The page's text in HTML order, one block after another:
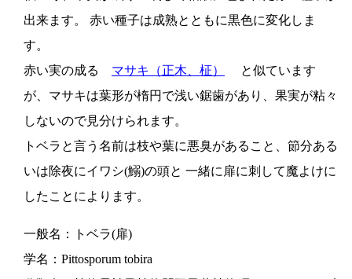
出来ます。 赤い種子は成熟とともに黒色に変化しま
す。
赤い実の成る マサキ（正木、柾）
と似ています
が、マサキは葉形が楕円で浅い鋸歯があり、果実が粘々
しないので見分けられます。
トベラと言う名前は枝や葉に悪臭があること、節分ある
いは除夜にイワシ(鰯)の頭と 一緒に扉に刺して魔よけに
したことによります。
一般名：トベラ(扉)
学名：Pittosporum tobira